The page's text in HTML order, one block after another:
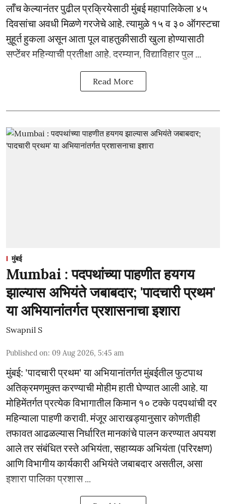
लाँच केल्यानंतर पुढील प्रक्रियेसाठी मुंबई महापालिकेला ४५
दिवसांचा अवधी मिळणे गरजेचे आहे. त्यामुळे १५ व ३० ऑगस्टचा
मुहूर्त हुकला असून आता पूल वाहतुकीसाठी खुला होण्यासाठी
सप्टेंबर महिन्याची प्रतीक्षा आहे. दरम्यान, विद्याविहार पुल ...
Read More
मुंबई
Mumbai : पदपथांच्या पाहणीत हयगय
झाल्यास अभियंते जबाबदार; 'पादचारी प्रथम'
या अभियानांतर्गत प्रशासनाचा इशारा
Swapnil S
Published on: 09 Aug 2026, 5:45 am
मुंबई: 'पादचारी प्रथम' या अभियानांतर्गत मुंबईतील फुटपाथ
अतिक्रमणमुक्त करण्याची मोहीम हाती घेण्यात आली आहे. या
मोहिमेंतर्गत प्रत्येक विभागातील किमान १० टक्के पदपथांची दर
महिन्याला पाहणी करावी. मंजूर आराखड्यानुसार कोणतीही
तफावत आढळल्यास निर्धारित मानकांचे पालन करण्यात अपयश
आले तर संबंधित रस्ते अभियंता, सहाय्यक अभियंता (परिरक्षण)
आणि विभागीय कार्यकारी अभियंते जबाबदार असतील, असा
इशारा पालिका प्रशास ...